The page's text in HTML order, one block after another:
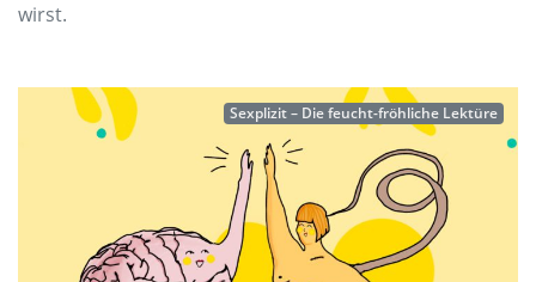
wirst.
Sexplizit – Die feucht-fröhliche Lektüre